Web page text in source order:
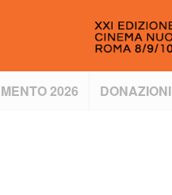
2026 DONAZIONI